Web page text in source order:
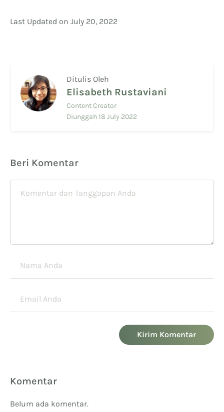
Last Updated on July 20, 2022
Ditulis Oleh
Elisabeth Rustaviani
Content Creator
Diunggah 18 July 2022
Beri Komentar
Kirim Komentar
Komentar
Belum ada komentar.